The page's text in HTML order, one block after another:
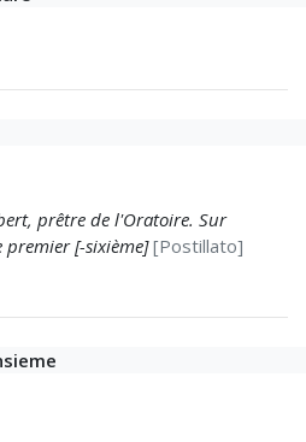
prêtre de l'Oratoire. Sur
premier [-sixième] [Postillato]